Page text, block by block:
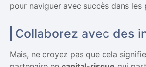
pour naviguer avec succès dans
Collaborez avec des
Mais, ne croyez pas que cela